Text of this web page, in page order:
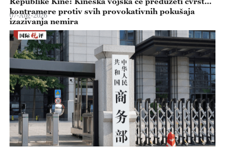
kontramere protiv svih provokativnih pokušaja
izazivanja nemira
07-Aug-2026